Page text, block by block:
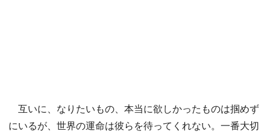
互いに、なりたいもの、本当に欲しかったものは掴めず
にいるが、世界の運命は彼らを待ってくれない。一番大切